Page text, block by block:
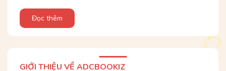
Đọc thêm
GIỚI THIỆU VỀ ADCBOOKIZ